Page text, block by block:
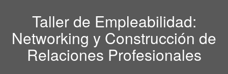
Taller de Empleabilidad:
Networking y Construcción de
Relaciones Profesionales